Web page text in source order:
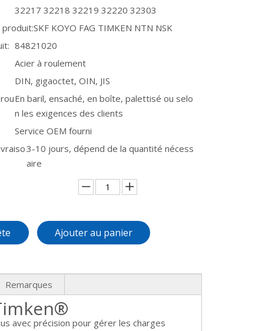
32217 32218 32219 32220 32303
produit:SKF KOYO FAG TIMKEN NTN NSK
84821020
Acier à roulement
DIN, gigaoctet, OIN, JIS
En baril, ensaché, en boîte, palettisé ou selo
n les exigences des clients
Service OEM fourni
3-10 jours, dépend de la quantité nécess
aire
Ajouter au panier
Remarques
avec précision pour gérer les charges